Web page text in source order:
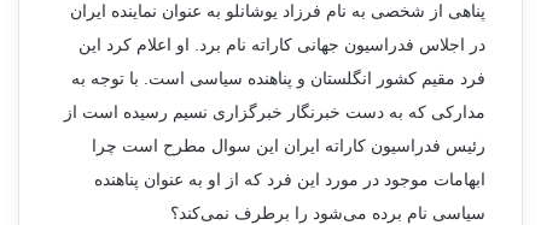
پناهی از شخصی به نام فرزاد یوشانلو به عنوان نماینده ایران
در اجلاس فدراسیون جهانی کاراته نام برد. او اعلام کرد این
فرد مقیم کشور انگلستان و پناهنده سیاسی است. با توجه به
مدارکی که به دست خبرنگار خبرگزاری نسیم رسیده است از
رئیس فدراسیون کاراته ایران این سوال مطرح است چرا
ابهامات موجود در مورد این فرد که از او به عنوان پناهنده
سیاسی نام برده می‌شود را برطرف نمی‌کند؟